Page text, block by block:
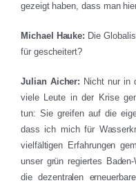
gezeigt haben, dass man
Michael Hauke: Die
für gescheitert?
Julian Aicher: Nicht nur in
viele Leute in der Krise
tun: Sie greifen auf die
dass ich mich für
vielfältigen Erfahrungen
unser grün regiertes
die dezentralen